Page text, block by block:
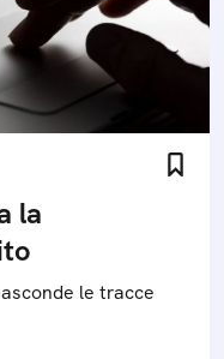
la
le tracce